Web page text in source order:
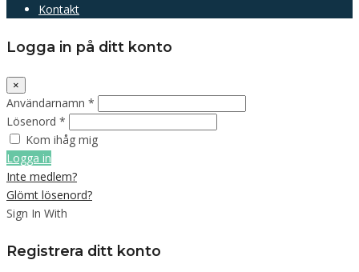
Kontakt
Logga in på ditt konto
×
Användarnamn *
Lösenord *
Kom ihåg mig
Logga in
Inte medlem?
Glömt lösenord?
Sign In With
Registrera ditt konto